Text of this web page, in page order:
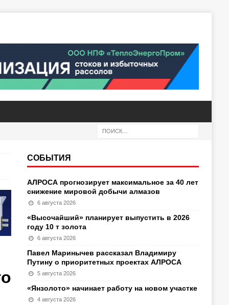
СОБЫТИЯ
АЛРОСА прогнозирует максимальное за 40 лет
снижение мировой добычи алмазов
6 августа 2026
«Высочайший» планирует выпустить в 2026
году 10 т золота
6 августа 2026
Павел Маринычев рассказал Владимиру
Путину о приоритетных проектах АЛРОСА
5 августа 2026
«Янзолото» начинает работу на новом участке
4 августа 2026